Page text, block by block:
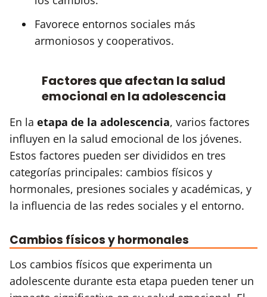
Favorece entornos sociales más
armoniosos y cooperativos.
Factores que afectan la salud
emocional en la adolescencia
En la etapa de la adolescencia, varios factores
influyen en la salud emocional de los jóvenes.
Estos factores pueden ser divididos en tres
categorías principales: cambios físicos y
hormonales, presiones sociales y académicas, y
la influencia de las redes sociales y el entorno.
Cambios físicos y hormonales
Los cambios físicos que experimenta un
adolescente durante esta etapa pueden tener un